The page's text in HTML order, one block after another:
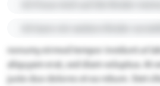
nonumy eirmod tempor invidunt ut
aliquyam erat, sed diam voluptua. At
justo duo dolores et ea rebum. Stet